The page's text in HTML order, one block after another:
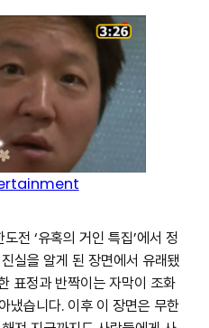
전 ‘유혹의 거인 특집’에서 정
실을 알게 된 장면에서 유래됐
표정과 반짝이는 자막이 조화
냈습니다. 이후 이 장면은 무한